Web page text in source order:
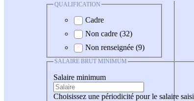
QUALIFICATION
Cadre
Non cadre (32)
Non renseignée (9)
SALAIRE BRUT MINIMUM
Salaire minimum
Choisissez une périodicité pour le salaire saisi